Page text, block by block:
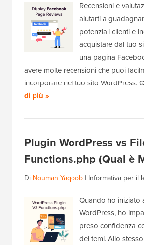
Recensioni e
aiutarti a
potenziali clienti e
acquistare dal tuo
una pagina
avere molte recensioni che puoi
incorporare nel tuo sito WordPress.
di più »
Plugin WordPress vs
Functions.php (Qual è
Di Nouman Yaqoob | Informativa per il
Quando ho iniziato
WordPress, ho
preso confidenza
dei temi. Allo